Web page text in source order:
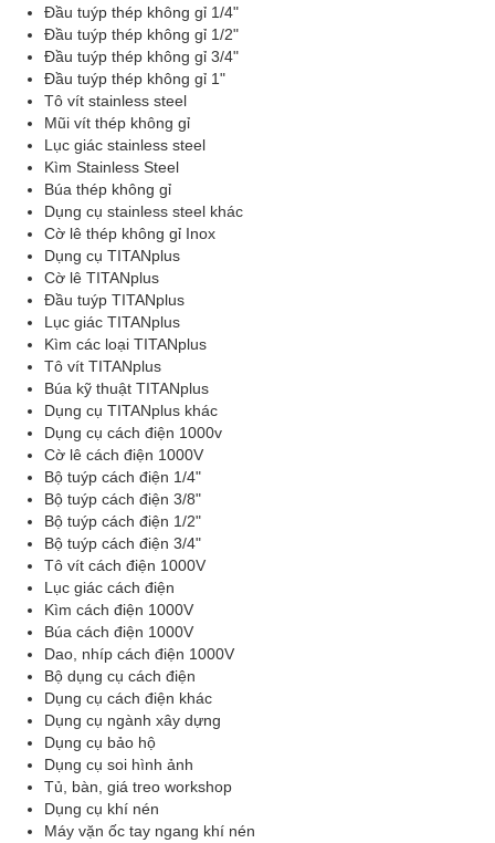
Đầu tuýp thép không gỉ 1/4"
Đầu tuýp thép không gỉ 1/2"
Đầu tuýp thép không gỉ 3/4"
Đầu tuýp thép không gỉ 1"
Tô vít stainless steel
Mũi vít thép không gỉ
Lục giác stainless steel
Kìm Stainless Steel
Búa thép không gỉ
Dụng cụ stainless steel khác
Cờ lê thép không gỉ Inox
Dụng cụ TITANplus
Cờ lê TITANplus
Đầu tuýp TITANplus
Lục giác TITANplus
Kìm các loại TITANplus
Tô vít TITANplus
Búa kỹ thuật TITANplus
Dụng cụ TITANplus khác
Dụng cụ cách điện 1000v
Cờ lê cách điện 1000V
Bộ tuýp cách điện 1/4"
Bộ tuýp cách điện 3/8"
Bộ tuýp cách điện 1/2"
Bộ tuýp cách điện 3/4"
Tô vít cách điện 1000V
Lục giác cách điện
Kìm cách điện 1000V
Búa cách điện 1000V
Dao, nhíp cách điện 1000V
Bộ dụng cụ cách điện
Dụng cụ cách điện khác
Dụng cụ ngành xây dựng
Dụng cụ bảo hộ
Dụng cụ soi hình ảnh
Tủ, bàn, giá treo workshop
Dụng cụ khí nén
Máy vặn ốc tay ngang khí nén